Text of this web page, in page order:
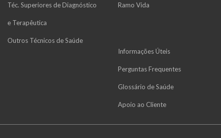
Téc. Superiores de Diagnóstico
e Terapêutica
Outros Técnicos de Saúde
Ramo Vida
Informações Úteis
Perguntas Frequentes
Glossário de Saúde
Apoio ao Cliente